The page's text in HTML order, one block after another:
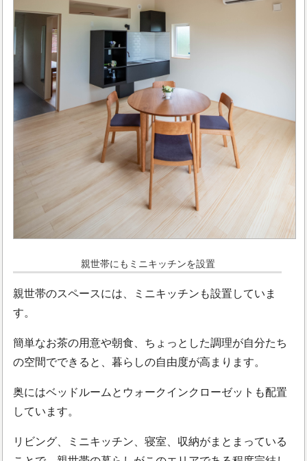
親世帯にもミニキッチンを設置
親世帯のスペースには、ミニキッチンも設置していま
す。
簡単なお茶の用意や朝食、ちょっとした調理が自分たち
の空間でできると、暮らしの自由度が高まります。
奥にはベッドルームとウォークインクローゼットも配置
しています。
リビング、ミニキッチン、寝室、収納がまとまっている